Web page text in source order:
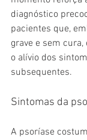
diagnóstico
pacientes que,
grave e sem
o alívio dos
subsequentes.
Sintomas da
A psoríase